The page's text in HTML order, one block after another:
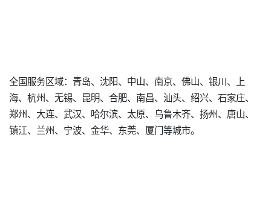
全国服务区域：青岛、沈阳、中山、南京、佛山、银川、上
海、杭州、无锡、昆明、合肥、南昌、汕头、绍兴、石家庄、
郑州、大连、武汉、哈尔滨、太原、乌鲁木齐、扬州、唐山、
镇江、兰州、宁波、金华、东莞、厦门等城市。